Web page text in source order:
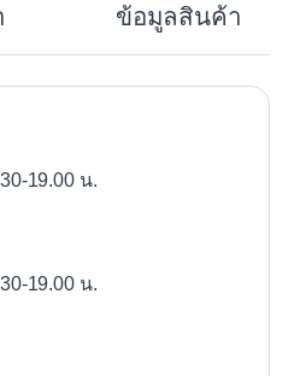
ข้อมูลสินค้า
19.00 น.
19.00 น.